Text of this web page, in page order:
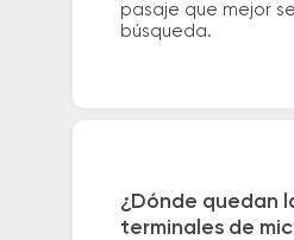
pasaje que mejor
búsqueda.
¿Dónde quedan
terminales de